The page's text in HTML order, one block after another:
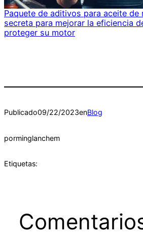
Paquete de aditivos para aceite de
secreta para mejorar la eficiencia
proteger su motor
Publicado09/22/2023enBlog
porminglanchem
Etiquetas: